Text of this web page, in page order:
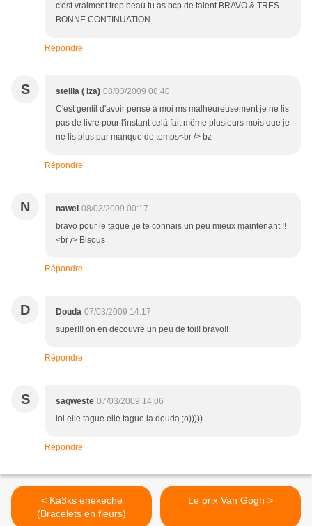
c'est vraiment trop beau tu as bcp de talent BRAVO & TRES
BONNE CONTINUATION
Répondre
S stellla ( Iza) 08/03/2009 08:40
C'est gentil d'avoir pensé à moi ms malheureusement je ne lis
pas de livre pour l'instant celà fait même plusieurs mois que je
ne lis plus par manque de temps<br /> bz
Répondre
N nawel 08/03/2009 00:17
bravo pour le tague ,je te connais un peu mieux maintenant !!
<br /> Bisous
Répondre
D Douda 07/03/2009 14:17
super!!! on en decouvre un peu de toi!! bravo!!
Répondre
S sagweste 07/03/2009 14:06
lol elle tague elle tague la douda ;o)))))
Répondre
< Ka3ks enekeche
(Bracelets en fleurs)
Le prix Van Gogh >